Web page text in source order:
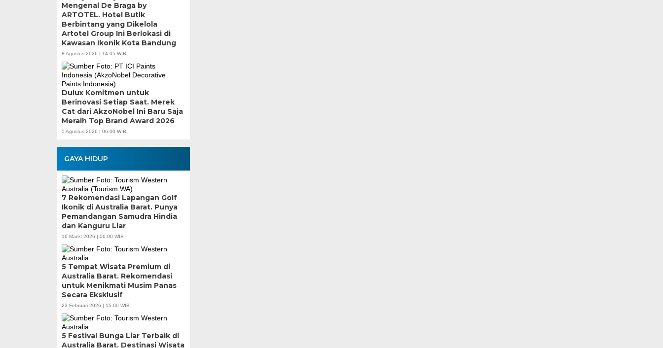
Mengenal De Braga by
ARTOTEL. Hotel Butik
Berbintang yang Dikelola
Artotel Group Ini Berlokasi di
Kawasan Ikonik Kota Bandung
8 Agustus 2026 | 14:05 WIB
Dulux Komitmen untuk
Berinovasi Setiap Saat. Merek
Cat dari AkzoNobel Ini Baru Saja
Meraih Top Brand Award 2026
5 Agustus 2026 | 06:00 WIB
GAYA HIDUP
7 Rekomendasi Lapangan Golf
Ikonik di Australia Barat. Punya
Pemandangan Samudra Hindia
dan Kanguru Liar
16 Maret 2026 | 06:00 WIB
5 Tempat Wisata Premium di
Australia Barat. Rekomendasi
untuk Menikmati Musim Panas
Secara Eksklusif
23 Februari 2026 | 15:00 WIB
5 Festival Bunga Liar Terbaik di
Australia Barat. Destinasi Wisata